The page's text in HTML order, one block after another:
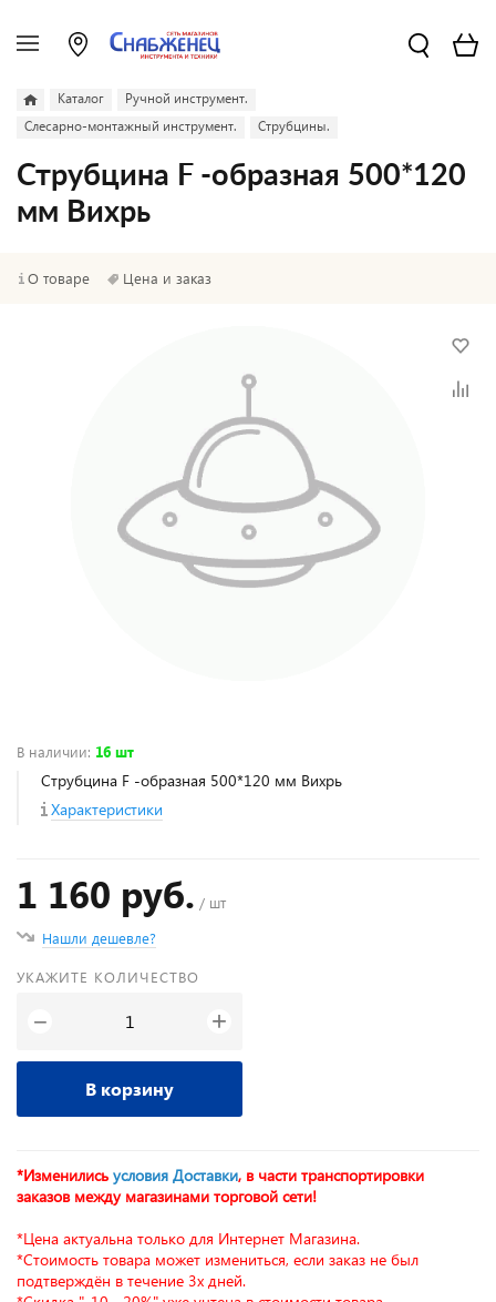
Каталог
Ручной инструмент.
Слесарно-монтажный инструмент.
Струбцины.
Струбцина F -образная 500*120
мм Вихрь
О товаре Цена и заказ
В наличии: 16 шт
Струбцина F -образная 500*120 мм Вихрь
Характеристики
1 160 руб. / шт
Нашли дешевле?
УКАЖИТЕ КОЛИЧЕСТВО
− +
В корзину
*Изменились условия Доставки, в части транспортировки
заказов между магазинами торговой сети!
*Цена актуальна только для Интернет Магазина.
*Стоимость товара может измениться, если заказ не был
подтверждён в течение 3х дней.